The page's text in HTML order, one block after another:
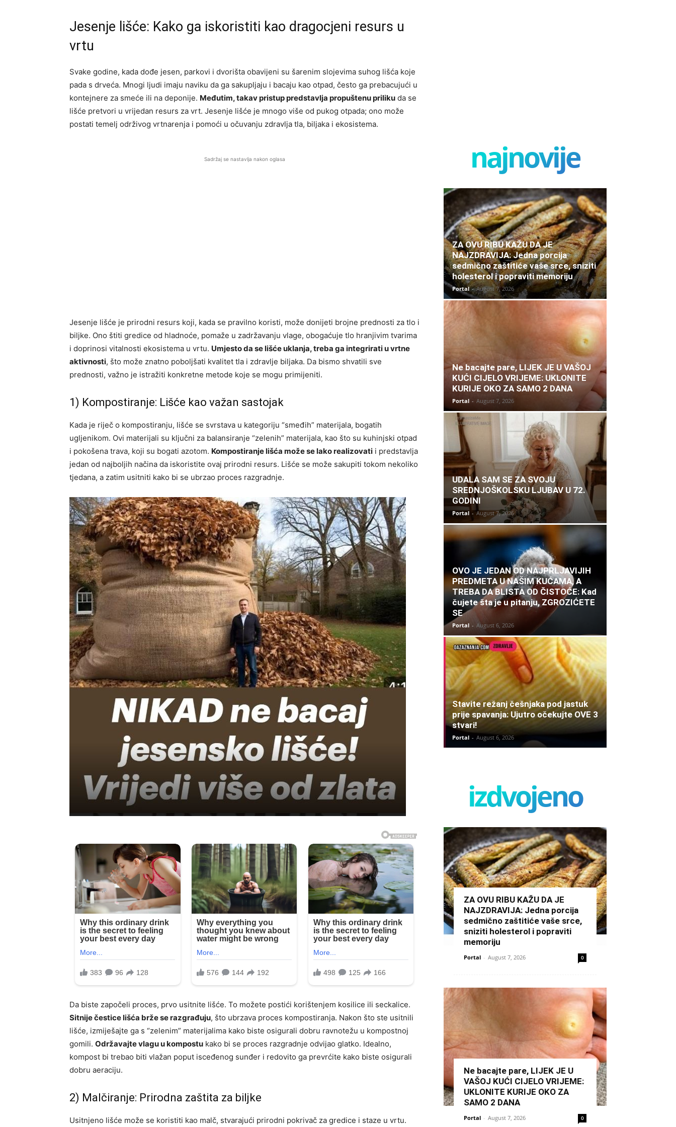
Jesenje lišće: Kako ga iskoristiti kao dragocjeni resurs u
vrtu
Svake godine, kada dođe jesen, parkovi i dvorišta obavijeni su šarenim slojevima suhog lišća koje
pada s drveća. Mnogi ljudi imaju naviku da ga sakupljaju i bacaju kao otpad, često ga prebacujući u
kontejnere za smeće ili na deponije. Međutim, takav pristup predstavlja propuštenu priliku da se
lišće pretvori u vrijedan resurs za vrt. Jesenje lišće je mnogo više od pukog otpada; ono može
postati temelj održivog vrtnarenja i pomoći u očuvanju zdravlja tla, biljaka i ekosistema.
Sadržaj se nastavlja nakon oglasa
Jesenje lišće je prirodni resurs koji, kada se pravilno koristi, može donijeti brojne prednosti za tlo i
biljke. Ono štiti gredice od hladnoće, pomaže u zadržavanju vlage, obogaćuje tlo hranjivim tvarima
i doprinosi vitalnosti ekosistema u vrtu. Umjesto da se lišće uklanja, treba ga integrirati u vrtne
aktivnosti, što može znatno poboljšati kvalitet tla i zdravlje biljaka. Da bismo shvatili sve
prednosti, važno je istražiti konkretne metode koje se mogu primijeniti.
1) Kompostiranje: Lišće kao važan sastojak
Kada je riječ o kompostiranju, lišće se svrstava u kategoriju “smeđih” materijala, bogatih
ugljenikom. Ovi materijali su ključni za balansiranje “zelenih” materijala, kao što su kuhinjski otpad
i pokošena trava, koji su bogati azotom. Kompostiranje lišća može se lako realizovati i predstavlja
jedan od najboljih načina da iskoristite ovaj prirodni resurs. Lišće se može sakupiti tokom nekoliko
tjedana, a zatim usitniti kako bi se ubrzao proces razgradnje.
Da biste započeli proces, prvo usitnite lišće. To možete postići korištenjem kosilice ili seckalice.
Sitnije čestice lišća brže se razgrađuju, što ubrzava proces kompostiranja. Nakon što ste usitnili
lišće, izmiješajte ga s “zelenim” materijalima kako biste osigurali dobru ravnotežu u kompostnoj
gomili. Održavajte vlagu u kompostu kako bi se proces razgradnje odvijao glatko. Idealno,
kompost bi trebao biti vlažan poput isceđenog sunđer i redovito ga prevrćite kako biste osigurali
dobru aeraciju.
2) Malčiranje: Prirodna zaštita za biljke
Usitnjeno lišće može se koristiti kao malč, stvarajući prirodni pokrivač za gredice i staze u vrtu.
najnovije
ZA OVU RIBU KAŽU DA JE
NAJZDRAVIJA: Jedna porcija
sedmično zaštitiće vaše srce, sniziti
holesterol i popraviti memoriju
Portal - August 7, 2026
Ne bacajte pare, LIJEK JE U VAŠOJ
KUĆI CIJELO VRIJEME: UKLONITE
KURIJE OKO ZA SAMO 2 DANA
Portal - August 7, 2026
UDALA SAM SE ZA SVOJU
SREDNJOŠKOLSKU LJUBAV U 72.
GODINI
Portal - August 7, 2026
OVO JE JEDAN OD NAJPRLJAVIJIH
PREDMETA U NAŠIM KUĆAMA, A
TREBA DA BLISTA OD ČISTOĆE: Kad
čujete šta je u pitanju, ZGROZIĆETE
SE
Portal - August 6, 2026
Stavite režanj češnjaka pod jastuk
prije spavanja: Ujutro očekujte OVE 3
stvari!
Portal - August 6, 2026
izdvojeno
ZA OVU RIBU KAŽU DA JE
NAJZDRAVIJA: Jedna porcija
sedmično zaštitiće vaše srce,
sniziti holesterol i popraviti
memoriju
Portal - August 7, 2026 0
Ne bacajte pare, LIJEK JE U
VAŠOJ KUĆI CIJELO VRIJEME:
UKLONITE KURIJE OKO ZA
SAMO 2 DANA
Portal - August 7, 2026 0